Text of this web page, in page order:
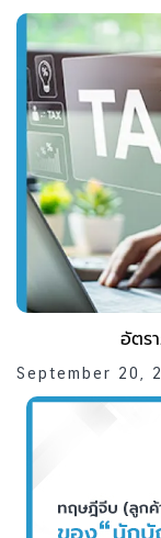
อัตร
September 20,